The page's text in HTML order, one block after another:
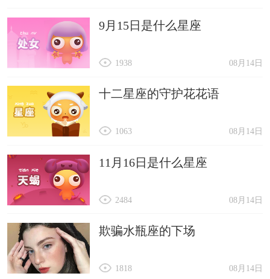
9月15日是什么星座
08月14日
1938
十二星座的守护花花语
08月14日
1063
11月16日是什么星座
08月14日
2484
欺骗水瓶座的下场
08月14日
1818